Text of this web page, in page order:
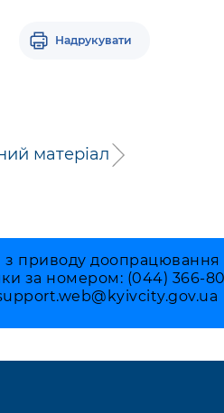
Надрукувати
матеріал
приводу доопрацювання
за номером: (044) 366-